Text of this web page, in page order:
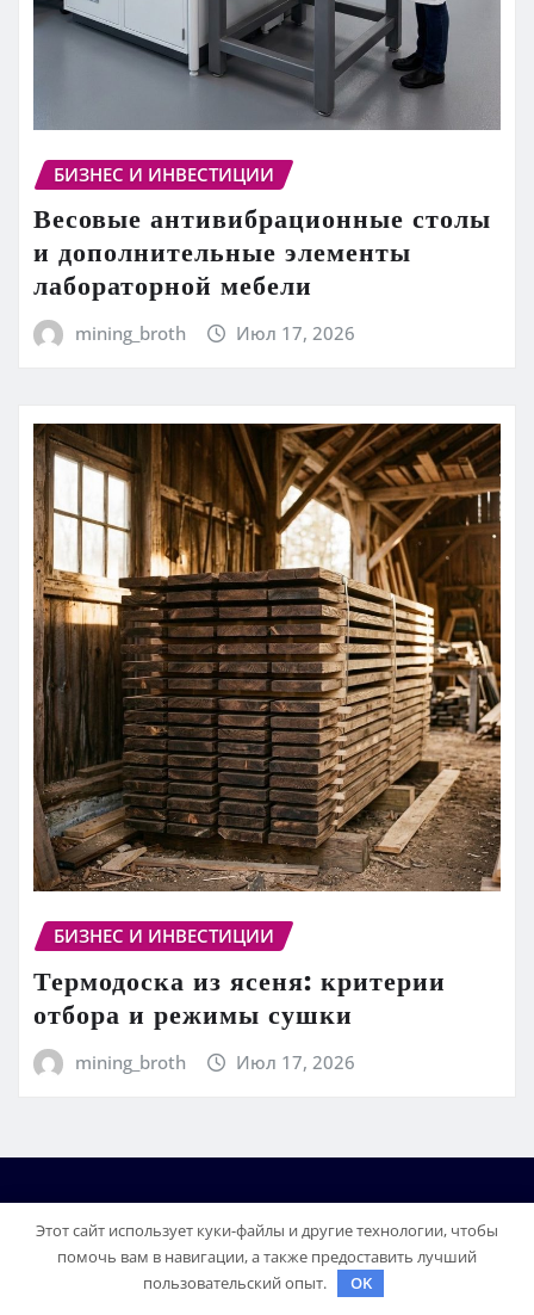
БИЗНЕС И ИНВЕСТИЦИИ
Весовые антивибрационные столы
и дополнительные элементы
лабораторной мебели
mining_broth Июл 17, 2026
БИЗНЕС И ИНВЕСТИЦИИ
Термодоска из ясеня: критерии
отбора и режимы сушки
mining_broth Июл 17, 2026
Этот сайт использует куки-файлы и другие технологии, чтобы
помочь вам в навигации, а также предоставить лучший
пользовательский опыт.
OK